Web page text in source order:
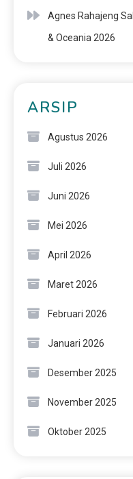
Agnes Rahajeng
& Oceania 2026
ARSIP
Agustus 2026
Juli 2026
Juni 2026
Mei 2026
April 2026
Maret 2026
Februari 2026
Januari 2026
Desember 2025
November 2025
Oktober 2025